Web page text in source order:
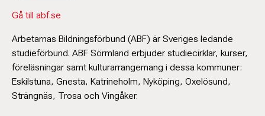
Gå till abf.se
Arbetarnas Bildningsförbund (ABF) är Sveriges ledande
studieförbund. ABF Sörmland erbjuder studiecirklar, kurser,
föreläsningar samt kulturarrangemang i dessa kommuner:
Eskilstuna, Gnesta, Katrineholm, Nyköping, Oxelösund,
Strängnäs, Trosa och Vingåker.